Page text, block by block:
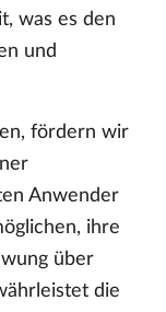
was es den
und
fördern wir
Anwender
ihre
über
die